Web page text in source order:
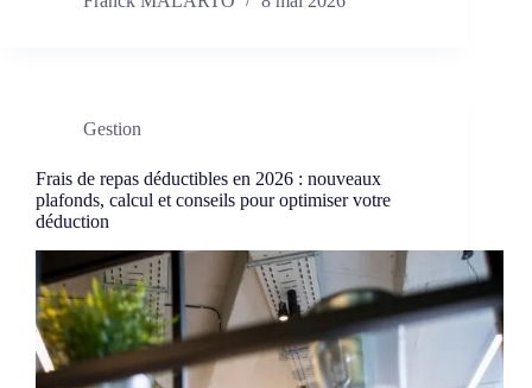
Gestion
Frais de repas déductibles en 2026 : nouveaux
plafonds, calcul et conseils pour optimiser votre
déduction